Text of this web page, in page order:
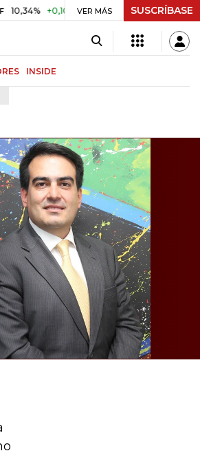
+0,10% +0,98% UVR $ 417,01 +$ 0,05
VER MÁS SUSCRÍBASE
INSIDE